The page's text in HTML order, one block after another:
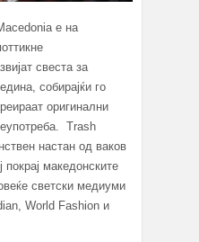
е на
свеста за
собирајќи го
оригинални
Trash
настан од ваков
покрај македонските
светски медиуми
World Fashion и